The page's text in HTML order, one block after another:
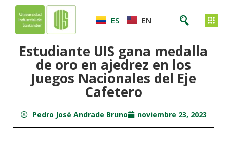
ES EN
Estudiante UIS gana medalla
de oro en ajedrez en los
Juegos Nacionales del Eje
Cafetero
Pedro José Andrade Bruno noviembre 23, 2023